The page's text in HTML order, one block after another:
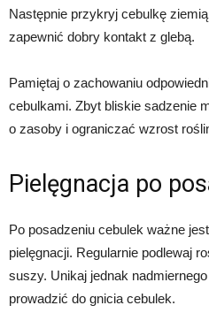
Następnie przykryj cebulkę
zapewnić dobry kontakt z glebą.
Pamiętaj o zachowaniu
cebulkami. Zbyt bliskie sadzenie
o zasoby i ograniczać wzrost
Pielęgnacja po
Po posadzeniu cebulek ważne
pielęgnacji. Regularnie podlewaj
suszy. Unikaj jednak
prowadzić do gnicia cebulek.